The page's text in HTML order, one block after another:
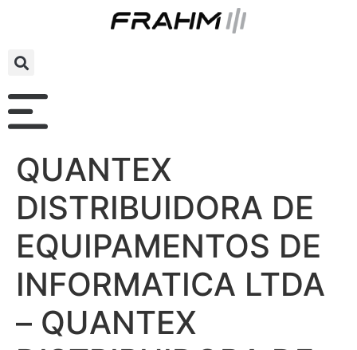
QUANTEX
DISTRIBUIDORA DE
EQUIPAMENTOS DE
INFORMATICA LTDA
– QUANTEX